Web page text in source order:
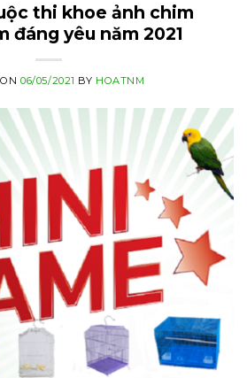
thi khoe ảnh chim
đáng yêu năm 2021
ON06/05/2021 BY HOATNM